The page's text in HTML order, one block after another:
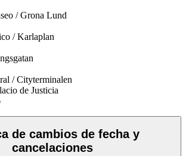
/ Grona Lund
/ Karlaplan
/ Cityterminalen
de Justicia
de cambios de fecha y
cancelaciones